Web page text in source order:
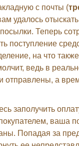
с почты (
удалось отыскать
Теперь
поступление
на что
ведь в
отправлены, а
заполучить
ваша
Попадая за